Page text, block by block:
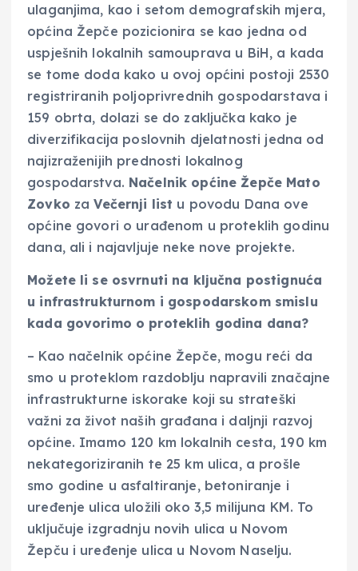
ulaganjima, kao i setom demografskih mjera,
općina Žepče pozicionira se kao jedna od
uspješnih lokalnih samouprava u BiH, a kada
se tome doda kako u ovoj općini postoji 2530
registriranih poljoprivrednih gospodarstava i
159 obrta, dolazi se do zaključka kako je
diverzifikacija poslovnih djelatnosti jedna od
najizraženijih prednosti lokalnog
gospodarstva. Načelnik općine Žepče Mato
Zovko zaVečernji list u povodu Dana ove
općine govori o urađenom u proteklih godinu
dana, ali i najavljuje neke nove projekte.
Možete li se osvrnuti na ključna postignuća
u infrastrukturnom i gospodarskom smislu
kada govorimo o proteklih godina dana?
– Kao načelnik općine Žepče, mogu reći da
smo u proteklom razdoblju napravili značajne
infrastrukturne iskorake koji su strateški
važni za život naših građana i daljnji razvoj
općine. Imamo 120 km lokalnih cesta, 190 km
nekategoriziranih te 25 km ulica, a prošle
smo godine u asfaltiranje, betoniranje i
uređenje ulica uložili oko 3,5 milijuna KM. To
uključuje izgradnju novih ulica u Novom
Žepču i uređenje ulica u Novom Naselju.